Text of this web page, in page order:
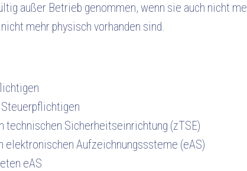
außer Betrieb genommen, wenn sie auch nicht
mehr physisch vorhanden sind.
Sicherheitseinrichtung (zTSE)
elektronischen Aufzeichnungsssteme (eAS)
eAS